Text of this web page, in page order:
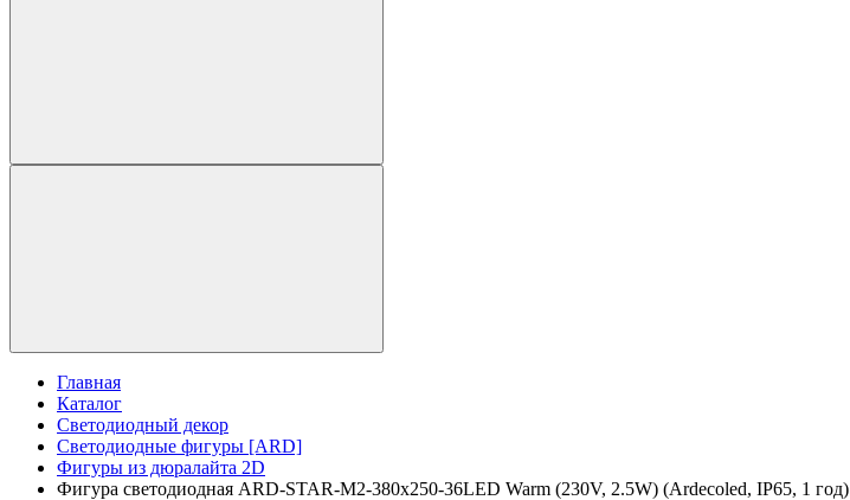
Главная
Каталог
Светодиодный декор
Светодиодные фигуры [ARD]
Фигуры из дюралайта 2D
Фигура cветодиодная ARD-STAR-M2-380x250-36LED Warm (230V, 2.5W) (Ardecoled, IP65, 1 год)